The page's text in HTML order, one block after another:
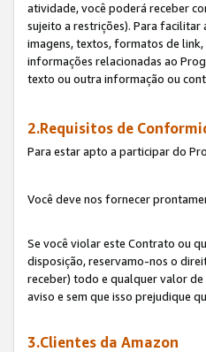
atividade, você poderá receber
sujeito a restrições). Para
imagens, textos, formatos de
informações relacionadas ao
texto ou outra informação ou
2.Requisitos de
Para estar apto a participar do
Você deve nos fornecer
Se você violar este Contrato ou
disposição, reservamo-nos o
receber) todo e qualquer valor
aviso e sem que isso prejudique
3.Clientes da Amazon